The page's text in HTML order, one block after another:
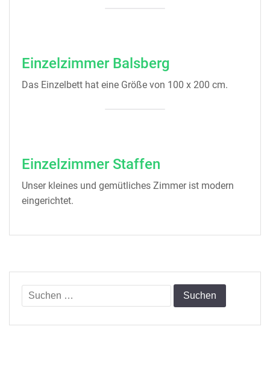
Einzelzimmer Balsberg
Das Einzelbett hat eine Größe von 100 x 200 cm.
Einzelzimmer Staffen
Unser kleines und gemütliches Zimmer ist modern
eingerichtet.
Suchen
nach: